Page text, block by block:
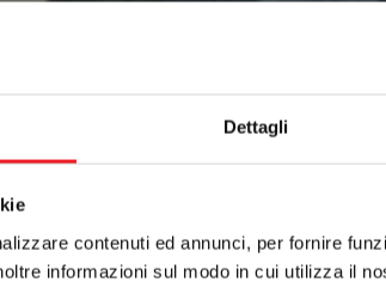
Dettagli
contenuti ed annunci, per fornire
informazioni sul modo in cui utilizza il